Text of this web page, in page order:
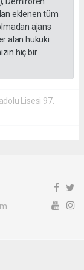
eklenen tüm
ajans
alan hukuki
hiç bir
Lisesi 97.